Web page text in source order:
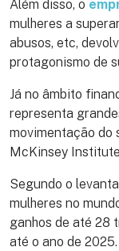
Além disso, o
mulheres a
abusos, etc,
protagonismo de
Já no âmbito
representa
movimentação do
McKinsey
Segundo o
mulheres no
ganhos de até 28
até o ano de 2025.